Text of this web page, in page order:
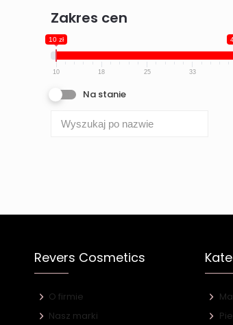
Zakres cen
10 zł
10 18 25 33
Na stanie
Revers Cosmetics
O firmie
Nasz marki